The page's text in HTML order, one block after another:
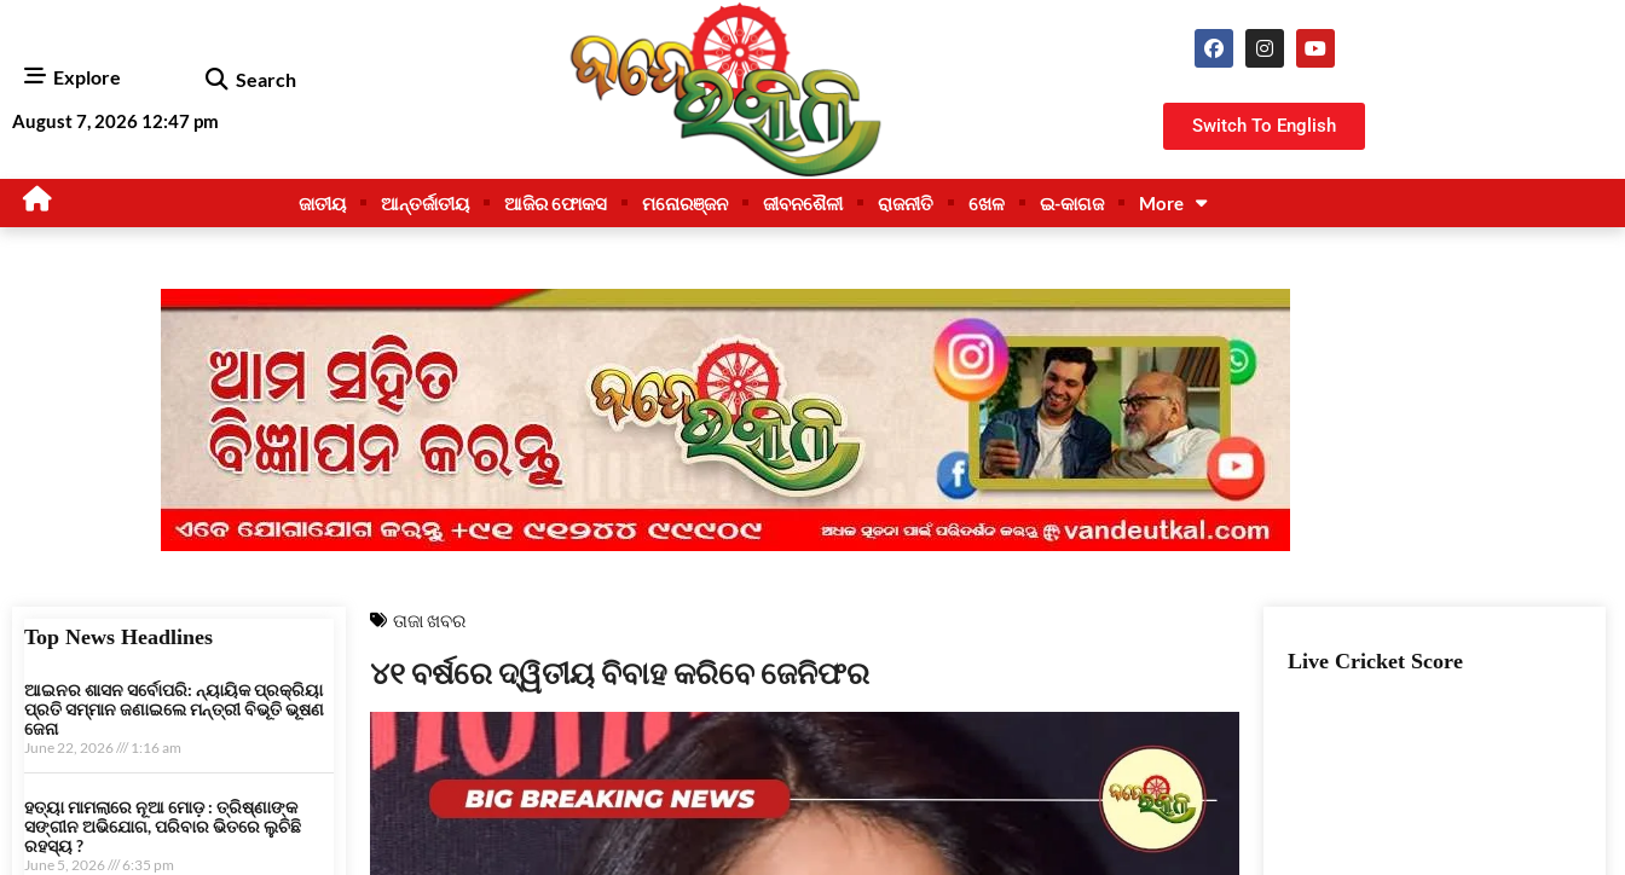
Explore Search
August 7, 2026 12:47 pm Switch To English
ଜାତୀୟ ଆନ୍ତର୍ଜାତୀୟ ଆଜିର ଫୋକସ ମନୋରଞ୍ଜନ ଜୀବନଶୈଳୀ ରାଜନୀତି ଖେଳ ଇ-କାଗଜ More
Top News Headlines
ଆଇନର ଶାସନ ସର୍ବୋପରି: ନ୍ୟାୟିକ ପ୍ରକ୍ରିୟା
ପ୍ରତି ସମ୍ମାନ ଜଣାଇଲେ ମନ୍ତ୍ରୀ ବିଭୂତି ଭୂଷଣ
ଜେନା
June 22, 2026 1:16 am
ହତ୍ୟା ମାମଲାରେ ନୂଆ ମୋଡ଼ : ତ୍ରିଷ୍ଣାଙ୍କ
ସଙ୍ଗୀନ ଅଭିଯୋଗ, ପରିବାର ଭିତରେ ଲୁଚିଛି
ରହସ୍ୟ ?
June 5, 2026 6:35 pm
ତାଜା ଖବର
୪୧ ବର୍ଷରେ ଦ୍ୱିତୀୟ ବିବାହ କରିବେ ଜେନିଫର Live Cricket Score